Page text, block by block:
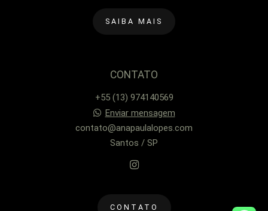
SAIBA MAIS
CONTATO
+55 (13) 974140569
Enviar mensagem
contato@anapaulalopes.com
Santos / SP
CONTATO